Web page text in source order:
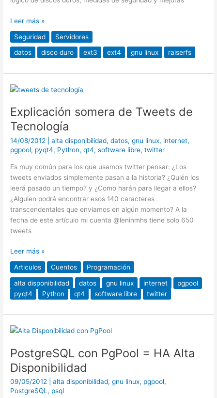
Leer más »
Seguridad Servidores
datos disco duro ext3 ext4 gnu linux raiserfs
Explicación somera de Tweets de
Tecnología
14/08/2012 |alta disponibilidad,datos,gnu linux, internet,
pgpool, pyqt4, Python,qt4,software libre,twitter
Es muy común para los que usamos twitter pensar: ¿Los
tweets enviados simplemente pasan a la historia? ¿Quién los
leerá pasado un tiempo? y ¿Como harán para llegar a ellos?
¿Alguien podrá encontrar esos 140 caracteres
transcendentales que enviamos en algún momento? A la
fecha de este artículo mi cuenta @leninmhs tiene solo 650
tweets
Explicación
de
Tweets
de
Tecnología
Leer más »
Articulos Cuentos Programación
alta disponibilidad datos gnu linux internet
pgpool
pyqt4
Python qt4 software libre twitter
PostgreSQL con PgPool = HA Alta
Disponibilidad
09/05/2012 |alta disponibilidad,gnu linux, pgpool,
PostgreSQL, psql
PostgreSQL
PgPool
=
HA
Alta
Disponibilidad